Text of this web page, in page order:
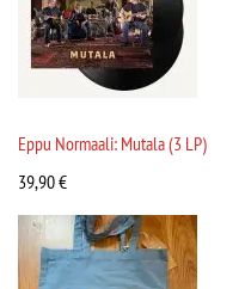
Eppu Normaali: Mutala (3 LP)
39,90€